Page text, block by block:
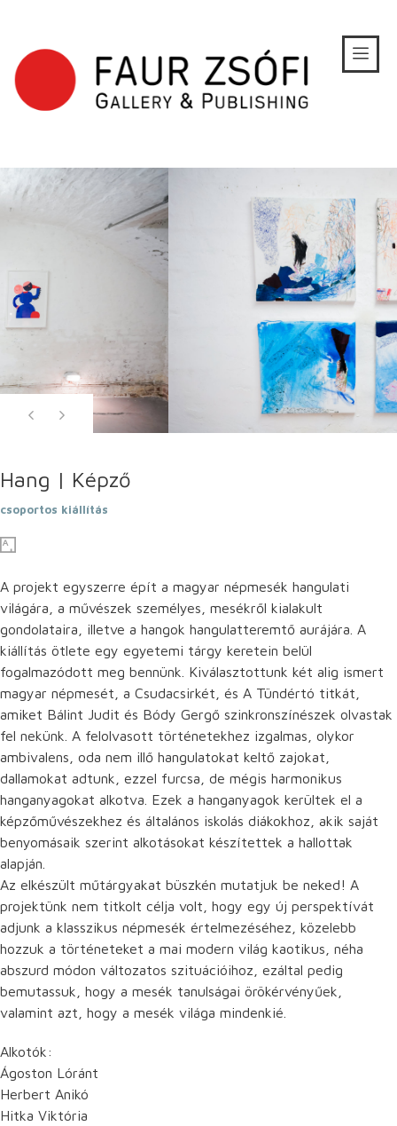
Hang | Képző
csoportos kiállítás
A projekt egyszerre épít a magyar népmesék hangulati
világára, a művészek személyes, mesékről kialakult
gondolataira, illetve a hangok hangulatteremtő aurájára. A
kiállítás ötlete egy egyetemi tárgy keretein belül
fogalmazódott meg bennünk. Kiválasztottunk két alig ismert
magyar népmesét, a Csudacsirkét, és A Tündértó titkát,
amiket Bálint Judit és Bódy Gergő szinkronszínészek olvastak
fel nekünk. A felolvasott történetekhez izgalmas, olykor
ambivalens, oda nem illő hangulatokat keltő zajokat,
dallamokat adtunk, ezzel furcsa, de mégis harmonikus
hanganyagokat alkotva. Ezek a hanganyagok kerültek el a
képzőművészekhez és általános iskolás diákokhoz, akik saját
benyomásaik szerint alkotásokat készítettek a hallottak
alapján.
Az elkészült műtárgyakat büszkén mutatjuk be neked! A
projektünk nem titkolt célja volt, hogy egy új perspektívát
adjunk a klasszikus népmesék értelmezéséhez, közelebb
hozzuk a történeteket a mai modern világ kaotikus, néha
abszurd módon változatos szituációihoz, ezáltal pedig
bemutassuk, hogy a mesék tanulságai örökérvényűek,
valamint azt, hogy a mesék világa mindenkié.
Alkotók:
Ágoston Lóránt
Herbert Anikó
Hitka Viktória